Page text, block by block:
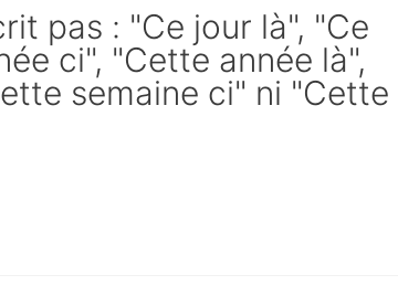
pas : "Ce jour là", "Ce
ci", "Cette année là",
semaine ci" ni "Cette